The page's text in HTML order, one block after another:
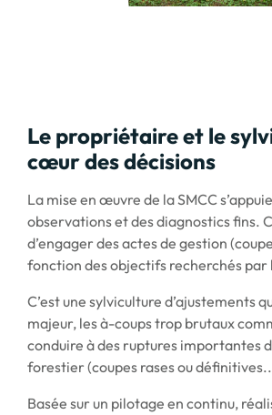
Le propriétaire et le
cœur des décisions
La mise en œuvre de la SMCC
observations et des diagnostics fins.
d’engager des actes de gestion
fonction des objectifs recherchés
C’est une sylviculture d’ajustements
majeur, les à-coups trop brutaux
conduire à des ruptures importantes
forestier (coupes rases ou
Basée sur un pilotage en continu,